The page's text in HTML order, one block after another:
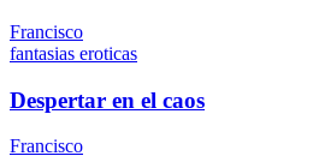
Francisco
fantasias eroticas
Despertar en el caos
Francisco